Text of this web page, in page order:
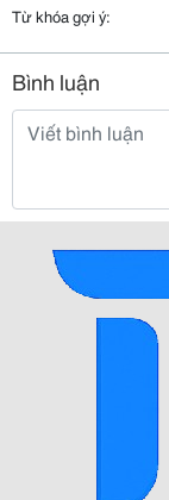
Từ khóa gợi ý:
Bình luận